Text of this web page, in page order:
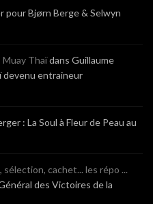
pour Bjørn Berge & Selwyn
Muay Thaïdans Guillaume
devenu entraineur
: La Soul à Fleur de Peau au
cachet... les répo ...
des Victoires de la